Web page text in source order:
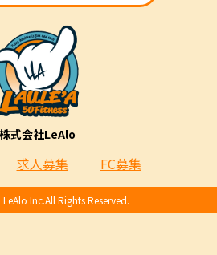
株式会社LeAlo
求人募集 FC募集
Inc.All Rights Reserved.